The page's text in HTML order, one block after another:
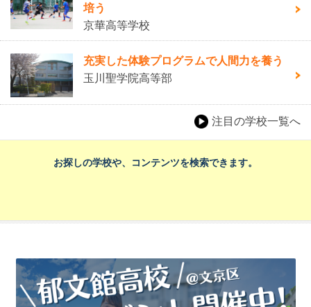
培う
京華高等学校
充実した体験プログラムで人間力を養う
玉川聖学院高等部
注目の学校一覧へ
お探しの学校や、コンテンツを検索できます。